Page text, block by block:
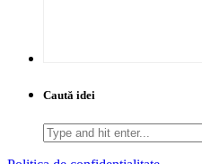
Caută idei
Search
for: